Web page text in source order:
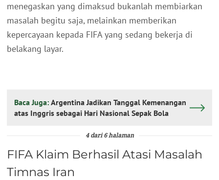
menegaskan yang dimaksud bukanlah membiarkan
masalah begitu saja, melainkan memberikan
kepercayaan kepada FIFA yang sedang bekerja di
belakang layar.
Baca Juga: Argentina Jadikan Tanggal Kemenangan
atas Inggris sebagai Hari Nasional Sepak Bola
4 dari 6 halaman
FIFA Klaim Berhasil Atasi Masalah
Timnas Iran